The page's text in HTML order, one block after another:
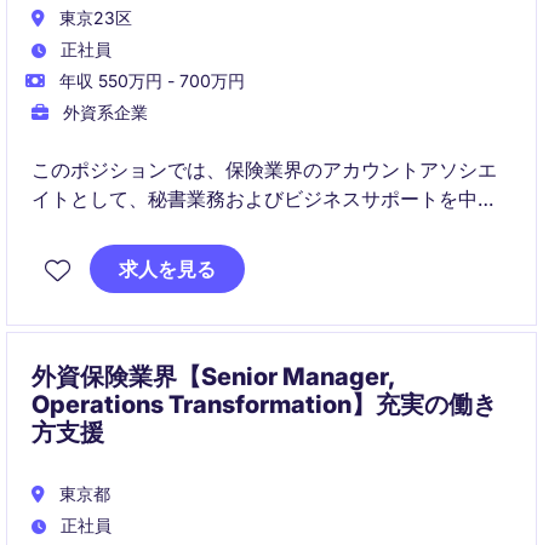
東京23区
正社員
年収 550万円 - 700万円
外資系企業
このポジションでは、保険業界のアカウントアソシエ
イトとして、秘書業務およびビジネスサポートを中心
だきます。管理能力と細部への注意力を活かして、業
務の効率化と正確性を追求していただける方を求めて
求人を見る
外資保険業界【Senior Manager,
Operations Transformation】充実の働き
方支援
東京都
正社員